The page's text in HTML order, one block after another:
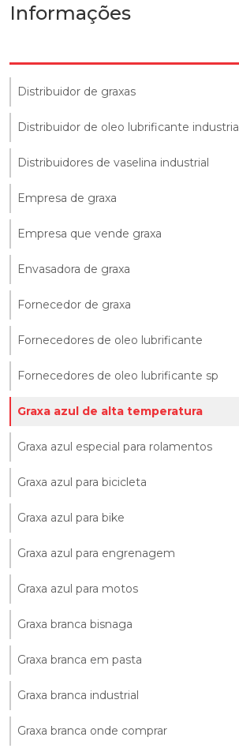
Informações
Distribuidor de graxas
Distribuidor de oleo lubrificante industrial
Distribuidores de vaselina industrial
Empresa de graxa
Empresa que vende graxa
Envasadora de graxa
Fornecedor de graxa
Fornecedores de oleo lubrificante
Fornecedores de oleo lubrificante sp
Graxa azul de alta temperatura
Graxa azul especial para rolamentos
Graxa azul para bicicleta
Graxa azul para bike
Graxa azul para engrenagem
Graxa azul para motos
Graxa branca bisnaga
Graxa branca em pasta
Graxa branca industrial
Graxa branca onde comprar